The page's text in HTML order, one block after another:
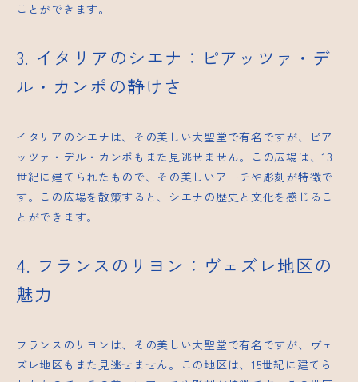
ことができます。
3. イタリアのシエナ：ピアッツァ・デ
ル・カンポの静けさ
イタリアのシエナは、その美しい大聖堂で有名ですが、ピア
ッツァ・デル・カンポもまた見逃せません。この広場は、13
世紀に建てられたもので、その美しいアーチや彫刻が特徴で
す。この広場を散策すると、シエナの歴史と文化を感じるこ
とができます。
4. フランスのリヨン：ヴェズレ地区の
魅力
フランスのリヨンは、その美しい大聖堂で有名ですが、ヴェ
ズレ地区もまた見逃せません。この地区は、15世紀に建てら